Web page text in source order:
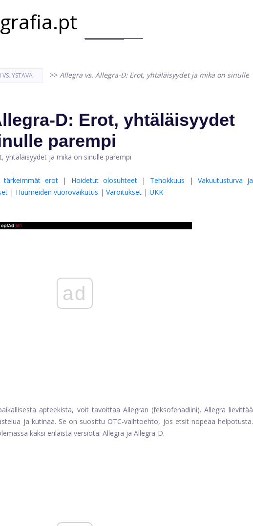
YSTÄVÄ >> Allegra vs. Allegra-D: Erot, yhtäläisyydet ja mikä on sinulle
D: Erot, yhtäläisyydet
parempi
tärkeimmät erot | Hoidetut olosuhteet| Tehokkuus | Vakuutusturva ja
| Huumeiden vuorovaikutus | Varoitukset | UKK
ad
apteekista, voit tavoittaa Allegran (feksofenadiini). Allegra lievittää
ja kutinaa. Se on suosittu OTC-vaihtoehto, jos etsit nopeaa helpotusta.
kaksi erilaista versiota: Allegra ja Allegra-D.